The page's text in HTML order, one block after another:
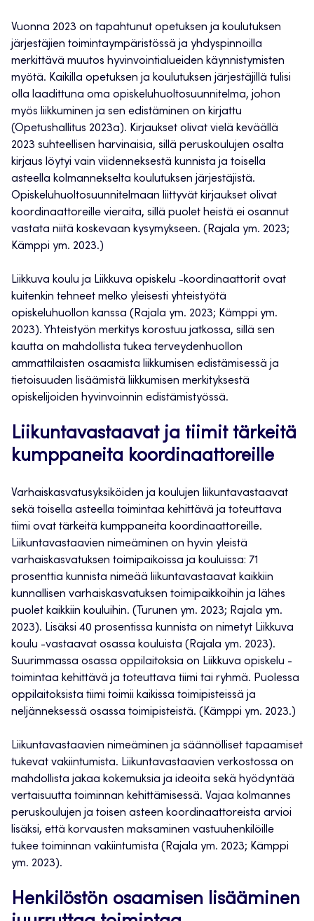
Vuonna 2023 on tapahtunut opetuksen ja koulutuksen
järjestäjien toimintaympäristössä ja yhdyspinnoilla
merkittävä muutos hyvinvointialueiden käynnistymisten
myötä. Kaikilla opetuksen ja koulutuksen järjestäjillä tulisi
olla laadittuna oma opiskeluhuoltosuunnitelma, johon
myös liikkuminen ja sen edistäminen on kirjattu
(Opetushallitus 2023a). Kirjaukset olivat vielä keväällä
2023 suhteellisen harvinaisia, sillä peruskoulujen osalta
kirjaus löytyi vain viidenneksestä kunnista ja toisella
asteella kolmannekselta koulutuksen järjestäjistä.
Opiskeluhuoltosuunnitelmaan liittyvät kirjaukset olivat
koordinaattoreille vieraita, sillä puolet heistä ei osannut
vastata niitä koskevaan kysymykseen. (Rajala ym. 2023;
Kämppi ym. 2023.)
Liikkuva koulu ja Liikkuva opiskelu -koordinaattorit ovat
kuitenkin tehneet melko yleisesti yhteistyötä
opiskeluhuollon kanssa (Rajala ym. 2023; Kämppi ym.
2023). Yhteistyön merkitys korostuu jatkossa, sillä sen
kautta on mahdollista tukea terveydenhuollon
ammattilaisten osaamista liikkumisen edistämisessä ja
tietoisuuden lisäämistä liikkumisen merkityksestä
opiskelijoiden hyvinvoinnin edistämistyössä.
Liikuntavastaavat ja tiimit tärkeitä
kumppaneita koordinaattoreille
Varhaiskasvatusyksiköiden ja koulujen liikuntavastaavat
sekä toisella asteella toimintaa kehittävä ja toteuttava
tiimi ovat tärkeitä kumppaneita koordinaattoreille.
Liikuntavastaavien nimeäminen on hyvin yleistä
varhaiskasvatuksen toimipaikoissa ja kouluissa: 71
prosenttia kunnista nimeää liikuntavastaavat kaikkiin
kunnallisen varhaiskasvatuksen toimipaikkoihin ja lähes
puolet kaikkiin kouluihin. (Turunen ym. 2023; Rajala ym.
2023). Lisäksi 40 prosentissa kunnista on nimetyt Liikkuva
koulu -vastaavat osassa kouluista (Rajala ym. 2023).
Suurimmassa osassa oppilaitoksia on Liikkuva opiskelu -
toimintaa kehittävä ja toteuttava tiimi tai ryhmä. Puolessa
oppilaitoksista tiimi toimii kaikissa toimipisteissä ja
neljänneksessä osassa toimipisteistä. (Kämppi ym. 2023.)
Liikuntavastaavien nimeäminen ja säännölliset tapaamiset
tukevat vakiintumista. Liikuntavastaavien verkostossa on
mahdollista jakaa kokemuksia ja ideoita sekä hyödyntää
vertaisuutta toiminnan kehittämisessä. Vajaa kolmannes
peruskoulujen ja toisen asteen koordinaattoreista arvioi
lisäksi, että korvausten maksaminen vastuuhenkilöille
tukee toiminnan vakiintumista (Rajala ym. 2023; Kämppi
ym. 2023).
Henkilöstön osaamisen lisääminen